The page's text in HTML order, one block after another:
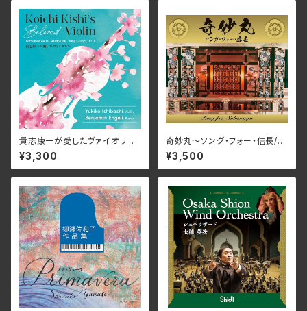
貴志康一が愛したヴァイオリン/
石橋幸子、 ベンジャミン・エンゲ
リ KRS-5627(仕様:CD)
¥3,300
奇妙丸～ソング・フォー・信長/V
arious Artists RPES-4869
(仕様:CD)
¥3,500